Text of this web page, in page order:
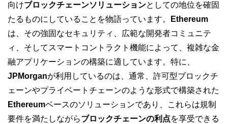
向けブロックチェーンソリューションとしての地位を確固
たるものにしていることを物語っています。
Ethereum
は、その強固なセキュリティ、広範な開発者コミュニテ
ィ、そしてスマートコントラクト機能によって、複雑な金
融アプリケーションの構築に適しています。特に、
JPMorganが利用しているのは、通常、許可型ブロックチ
ェーンやプライベートチェーンのような形式で構築された
Ethereumベースのソリューションであり、これらは規制
要件を満たしながらブロックチェーンの利点を享受できる